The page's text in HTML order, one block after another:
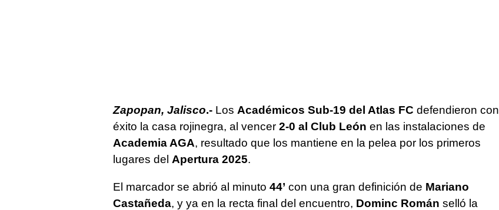
Zapopan, Jalisco.- Los Académicos Sub-19 del Atlas FC defendieron con
éxito la casa rojinegra, al vencer 2-0 al Club León en las instalaciones de
Academia AGA, resultado que los mantiene en la pelea por los primeros
lugares del Apertura 2025.
El marcador se abrió al minuto 44’ con una gran definición de Mariano
Castañeda, y ya en la recta final del encuentro, Dominc Román selló la